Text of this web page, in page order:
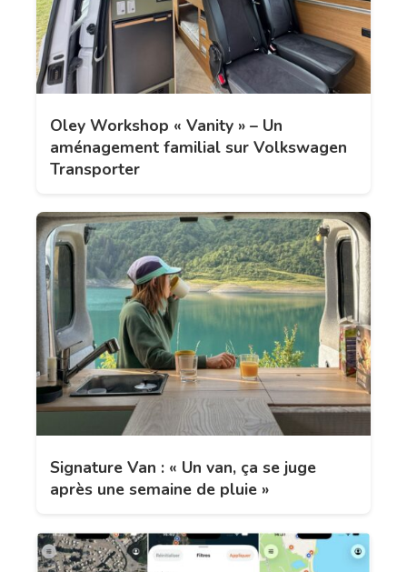
Oley Workshop « Vanity » – Un
aménagement familial sur Volkswagen
Transporter
Signature Van : « Un van, ça se juge
après une semaine de pluie »